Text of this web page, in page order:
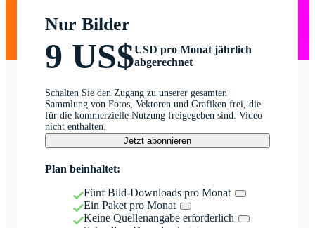
Nur Bilder
9 US$USD pro Monat jährlich
abgerechnet
Schalten Sie den Zugang zu unserer gesamten
Sammlung von Fotos, Vektoren und Grafiken frei, die
für die kommerzielle Nutzung freigegeben sind. Video
nicht enthalten.
Jetzt abonnieren
Plan beinhaltet:
Fünf Bild-Downloads pro Monat
Ein Paket pro Monat
Keine Quellenangabe erforderlich